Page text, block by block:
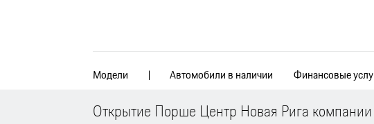
Модели Автомобили в наличии Финансовые
Открытие Порше Центр Новая Рига